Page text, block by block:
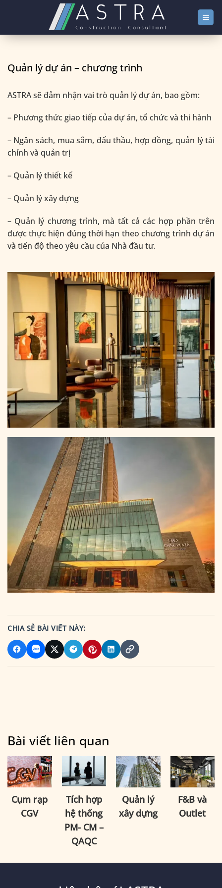
Quản lý dự án – chương trình
ASTRA sẽ đảm nhận vai trò quản lý dự án, bao gồm:
– Phương thức giao tiếp của dự án, tổ chức và thi hành
– Ngân sách, mua sắm, đấu thầu, hợp đồng, quản lý tài
chính và quản trị
– Quản lý thiết kế
– Quản lý xây dựng
– Quản lý chương trình, mà tất cả các hợp phần trên
được thực hiện đúng thời hạn theo chương trình dự án
và tiến độ theo yêu cầu của Nhà đầu tư.
CHIA SẺ BÀI VIẾT NÀY:
Bài viết liên quan
Cụm rạp
CGV
Tích hợp
hệ thống
PM- CM –
QAQC
Quản lý
xây dựng
F&B và
Outlet